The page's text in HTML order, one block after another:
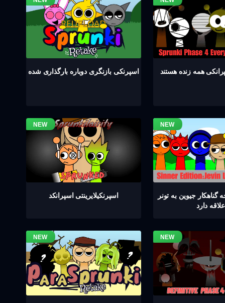
اسپرنکی بازنگری دوباره بارگذاری شده
اسپرنکیلایرینتی اسپرانکد
جیوین به تونر
علاقه دارد